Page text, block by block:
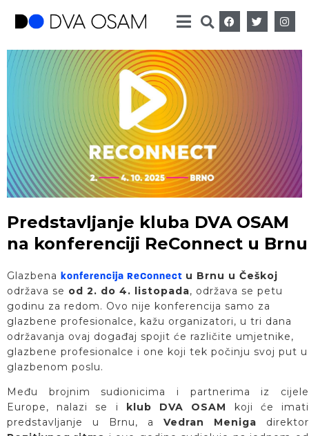
Predstavljanje kluba DVA OSAM
na konferenciji ReConnect u Brnu
Glazbena konferencija ReConnect u Brnu u Češkoj
održava se od 2. do 4. listopada, održava se petu
godinu za redom. Ovo nije konferencija samo za
glazbene profesionalce, kažu organizatori, u tri dana
održavanja ovaj događaj spojit će različite umjetnike,
glazbene profesionalce i one koji tek počinju svoj put u
glazbenom poslu.
Među brojnim sudionicima i partnerima iz cijele
Europe, nalazi se i
klub DVA OSAM
koji će imati
predstavljanje u Brnu, a Vedran Meniga direktor